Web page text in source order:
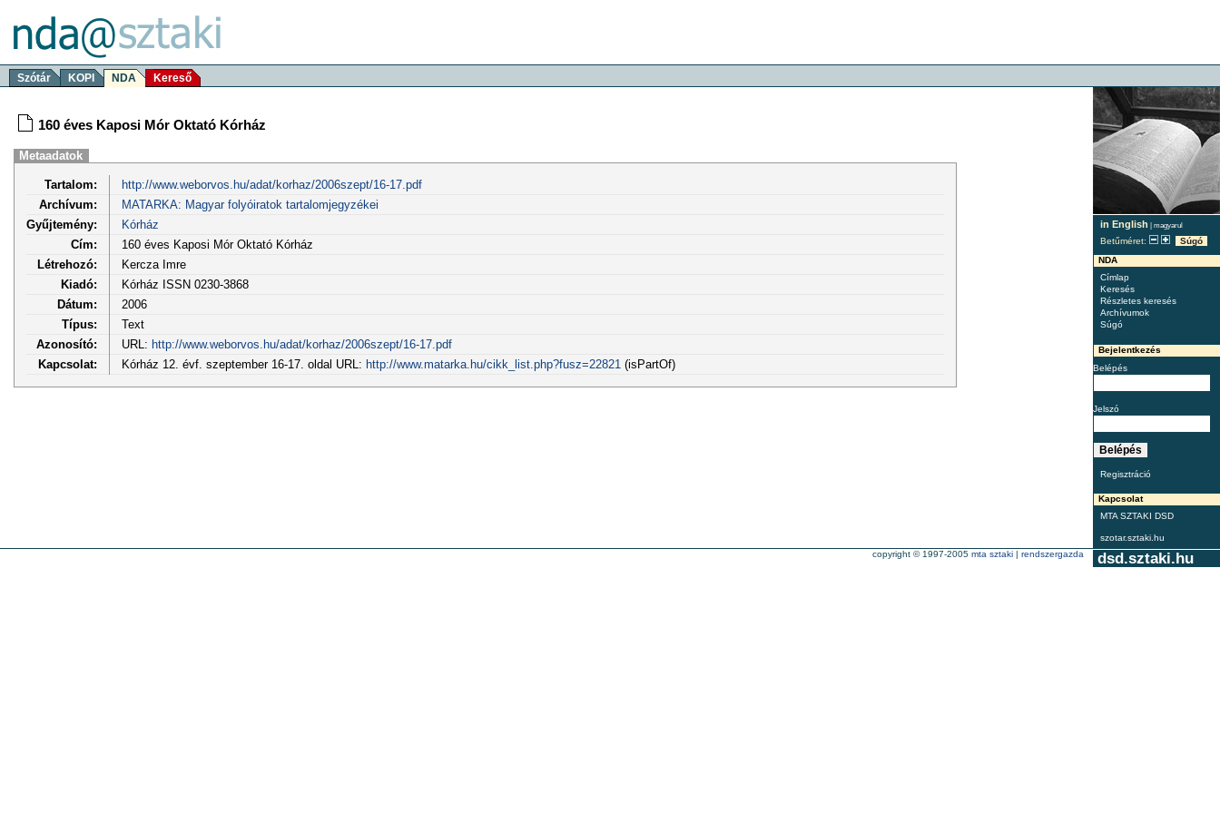
Szótár KOPI NDA Kereső
in English | magyarul
Betűméret:
Súgó
NDA
Címlap
Keresés
Részletes keresés
Archívumok
Súgó
Bejelentkezés
Belépés
Jelszó
Regisztráció
Kapcsolat
MTA SZTAKI DSD
szotar.sztaki.hu
160 éves Kaposi Mór Oktató Kórház
Metaadatok
Tartalom:
http://www.weborvos.hu/adat/korhaz/2006szept/16-17.pdf
Archívum:
MATARKA: Magyar folyóiratok tartalomjegyzékei
Gyűjtemény:
Kórház
Cím:
160 éves Kaposi Mór Oktató Kórház
Létrehozó:
Kercza Imre
Kiadó:
Kórház ISSN 0230-3868
Dátum:
2006
Típus:
Text
Azonosító:
URL: http://www.weborvos.hu/adat/korhaz/2006szept/16-17.pdf
Kapcsolat:
Kórház 12. évf. szeptember 16-17. oldal URL: http://www.matarka.hu/cikk_list.php?fusz=22821 (isPartOf)
dsd.sztaki.hu
copyright © 1997-2005 mta sztaki | rendszergazda